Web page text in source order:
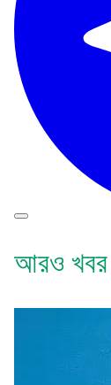
আরও খবর